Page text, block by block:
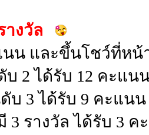
างวัล
นน และขึ้นโชว์ที่หน้
บ 2 ได้รับ 12 คะแน
บ 3 ได้รับ 9 คะแนน
3 รางวัล ได้รับ 3 ค